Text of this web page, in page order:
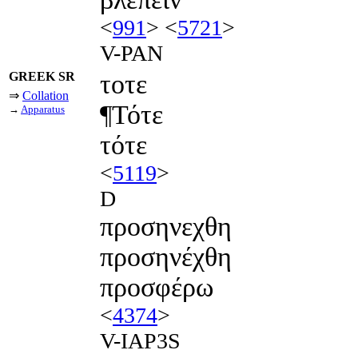
<991> <5721>
V-PAN
GREEK SR
⇒ Collation
→ Apparatus
τοτε
¶Τότε
τότε
<5119>
D
προσηνεχθη
προσηνέχθη
προσφέρω
<4374>
V-IAP3S